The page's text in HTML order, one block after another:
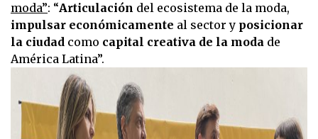
moda”: “Articulación del ecosistema de la moda,
impulsar económicamente al sector y posicionar
la ciudad como capital creativa de la moda de
América Latina”.